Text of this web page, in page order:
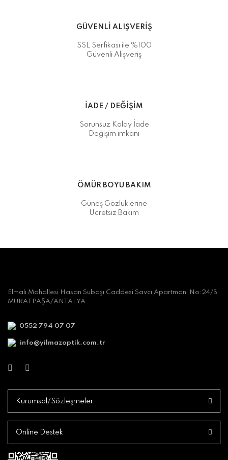
GÜVENLİ ALIŞVERİŞ
SSL Serfikası ile %100
Güvenli Alışveriş
İADE / DEĞİŞİM
Sorunsuz Kolay İade
Değişim imkanı
ÖMÜR BOYU BAKIM
Güneş Gözlüklerine
Ücretsiz Bakım
Elmalı Mahallesi Hasan Subaşı Caddesi Savcı Apartmanı No:24/B
MURATPAŞA/ANTALYA
0552 794 07 07
info@yilmazoptik.com.tr
Kurumsal/Sözleşmeler
Online Destek